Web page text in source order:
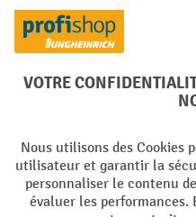
Facebook
YouTube
LinkedInInstagram